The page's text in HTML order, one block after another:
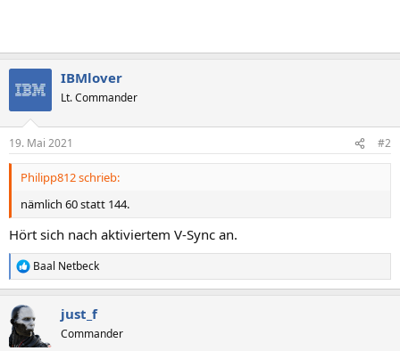
IBMlover
Lt. Commander
19. Mai 2021 #2
Philipp812 schrieb:
nämlich 60 statt 144.
Hört sich nach aktiviertem V-Sync an.
R
e
k
t
i
Baal Netbeck
just_f
Commander